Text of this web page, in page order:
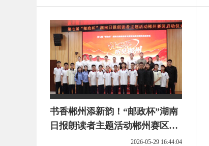
书香郴州添新韵！“邮政杯”湖南
日报朗读者主题活动郴州赛区启
2026-05-29 16:44:04